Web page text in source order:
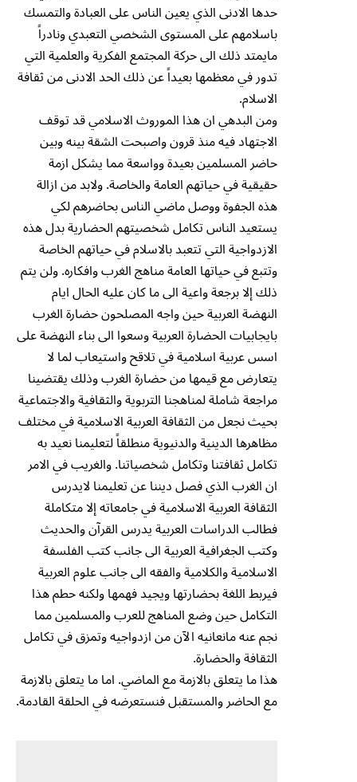
حدها الادنى الذي يعين الناس على العبادة والتمسك
باسلامهم على المستوى الشخصي التعبدي ونادراً
مايمتد ذلك الى حركة المجتمع الفكرية والعلمية التي
تدور في معظمها بعيداً عن ذلك الحد الادنى من ثقافة
الاسلام.
ومن البدهي ان هذا الموروث الاسلامي قد توقف
الاجتهاد فيه منذ قرون واصبحت الشقة بينه وبين
حاضر المسلمين بعيدة وواسعة مما يشكل ازمة
حقيقية في حياتهم العامة والخاصة. ولابد من ازالة
هذه الجفوة ووصل ماضي الناس بحاضرهم لكي
يستعيد الناس تكامل شخصيتهم الحضارية بدل هذه
الازدواجية التي تتعبد بالاسلام في حياتهم الخاصة
وتتبع في حياتها العامة مناهج الغرب وافكاره. ولن يتم
ذلك إلا برجعة واعية الى ما كان عليه الحال ايام
النهضة العربية حين واجه المصلحون حضارة الغرب
بايجابيات الحضارة العربية وسعوا الى بناء النهضة على
اسس عربية اسلامية في تلاقح واستيعاب لما لا
يتعارض مع قيمها من حضارة الغرب وذلك يقتضينا
مراجعة شاملة لمناهجنا التربوية والثقافية والاجتماعية
بحيث نجعل من الثقافة العربية الاسلامية في مختلف
مظاهرها الدينية والدنيوية منطلقاً لتعليمنا نعيد به
تكامل ثقافتنا وتكامل شخصياتنا. والغريب في الامر
ان الغرب الذي فصل ديننا عن تعليمنا لايدرس
الثقافة العربية الاسلامية في جامعاته إلا متكاملة
فطالب الدراسات العربية يدرس القرآن والحديث
وكتب الجغرافية العربية الى جانب كتب الفلسفة
الاسلامية والكلامية والفقه الى جانب علوم العربية
فيربط اللغة بحضارتها ويجيد فهمها ولكنه حطم هذا
التكامل حين وضع المناهج للعرب والمسلمين مما
نجم عنه مانعانيه الآن من ازدواجيه وتمزق في تكامل
الثقافة والحضارة.
هذا ما يتعلق بالازمة مع الماضي. اما ما يتعلق بالازمة
مع الحاضر والمستقبل فنستعرضه في الحلقة القادمة.